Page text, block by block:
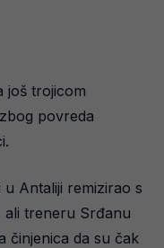
još trojicom
povreda
Antaliji remizirao s
ali treneru Srđanu
činjenica da su čak